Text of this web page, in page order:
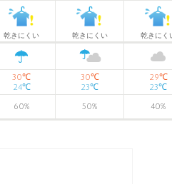
乾きにくい 乾きにくい 乾きにく
30℃
24℃
30℃
23℃
29℃
23℃
60% 50% 40%